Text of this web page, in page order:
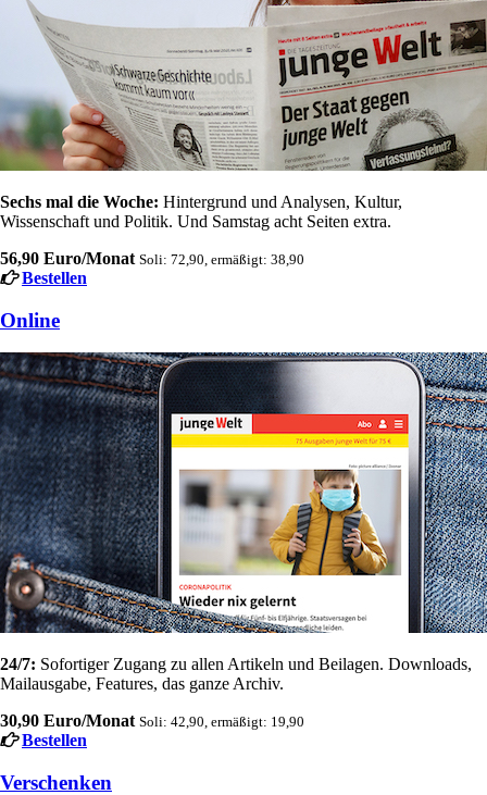
Sechs mal die Woche: Hintergrund und Analysen, Kultur,
Wissenschaft und Politik. Und Samstag acht Seiten extra.
56,90 Euro/Monat Soli: 72,90, ermäßigt: 38,90
Bestellen
Online
24/7: Sofortiger Zugang zu allen Artikeln und Beilagen. Downloads,
Mailausgabe, Features, das ganze Archiv.
30,90 Euro/Monat Soli: 42,90, ermäßigt: 19,90
Bestellen
Verschenken